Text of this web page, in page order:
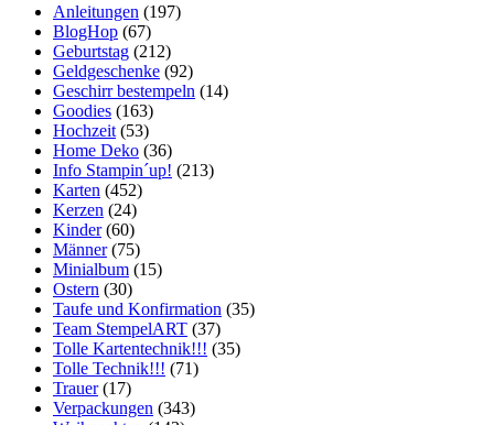
Anleitungen (197)
BlogHop (67)
Geburtstag (212)
Geldgeschenke (92)
Geschirr bestempeln (14)
Goodies (163)
Hochzeit (53)
Home Deko (36)
Info Stampin´up! (213)
Karten (452)
Kerzen (24)
Kinder(60)
Männer(75)
Minialbum (15)
Ostern (30)
Taufe und Konfirmation (35)
Team StempelART (37)
Tolle Kartentechnik!!! (35)
Tolle Technik!!! (71)
Trauer(17)
Verpackungen (343)